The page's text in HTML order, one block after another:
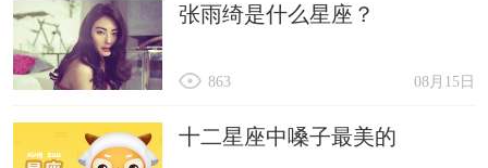
张雨绮是什么星座？
08月15日
863
十二星座中嗓子最美的